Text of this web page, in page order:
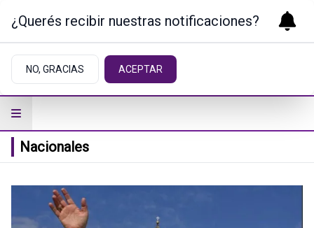
Nacionales
¿Querés recibir nuestras notificaciones?
NO, GRACIAS ACEPTAR